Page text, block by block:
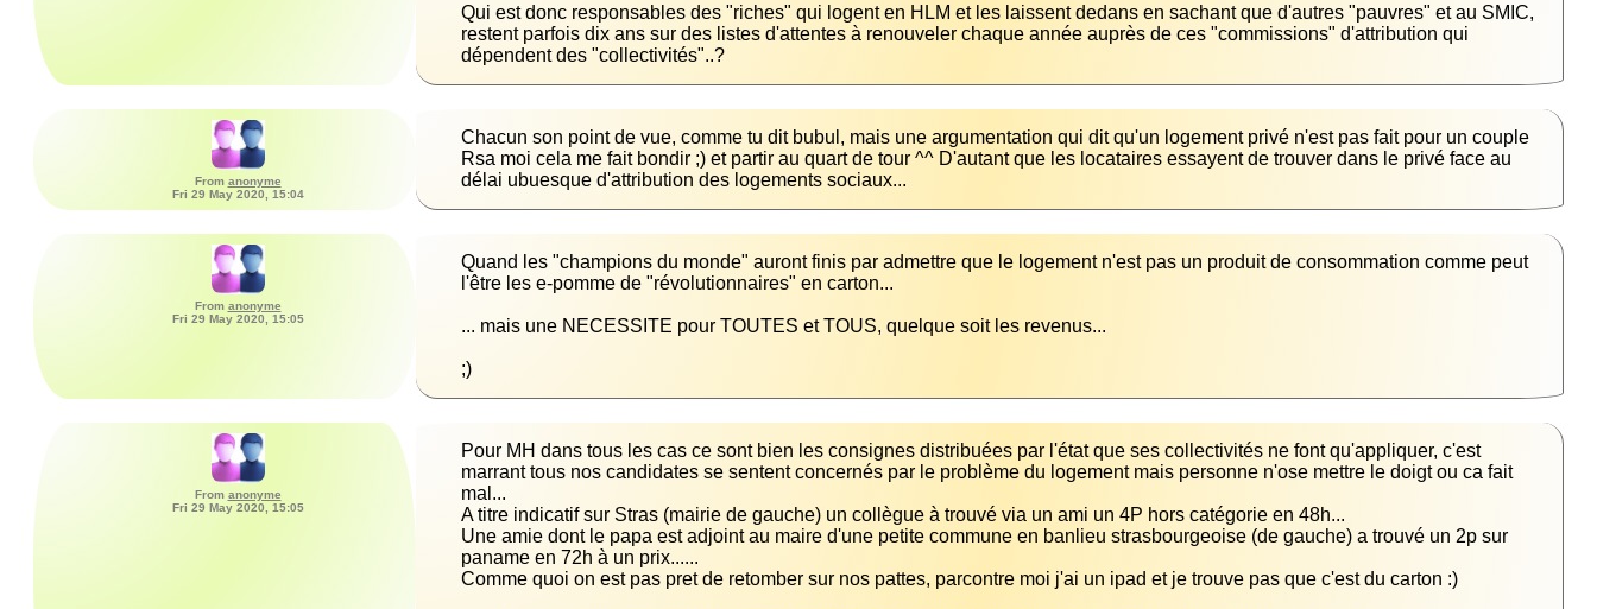
Qui est donc responsables des "riches" qui logent en HLM et les laissent dedans en sachant que d'autres "pauvres" et au SMIC,
restent parfois dix ans sur des listes d'attentes à renouveler chaque année auprès de ces "commissions" d'attribution qui
dépendent des "collectivités"..?
From anonyme
Fri 29 May 2020, 15:04
Chacun son point de vue, comme tu dit bubul, mais une argumentation qui dit qu'un logement privé n'est pas fait pour un couple
Rsa moi cela me fait bondir ;) et partir au quart de tour ^^ D'autant que les locataires essayent de trouver dans le privé face au
délai ubuesque d'attribution des logements sociaux...
From anonyme
Fri 29 May 2020, 15:05
Quand les "champions du monde" auront finis par admettre que le logement n'est pas un produit de consommation comme peut
;)
From anonyme
Fri 29 May 2020, 15:05
Pour MH dans tous les cas ce sont bien les consignes distribuées par l'état que ses collectivités ne font qu'appliquer, c'est
marrant tous nos candidates se sentent concernés par le problème du logement mais personne n'ose mettre le doigt ou ca fait
Une amie dont le papa est adjoint au maire d'une petite commune en banlieu strasbourgeoise (de gauche) a trouvé un 2p sur